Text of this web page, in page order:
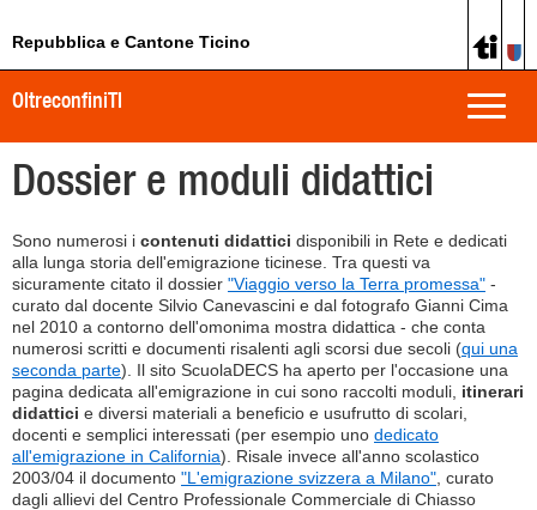
Repubblica e Cantone Ticino
Toggle
OltreconfiniTI
Dossier e moduli didattici
Sono numerosi i contenuti didattici disponibili in Rete e dedicati
alla lunga storia dell'emigrazione ticinese. Tra questi va
sicuramente citato il dossier "Viaggio verso la Terra promessa" -
curato dal docente Silvio Canevascini e dal fotografo Gianni Cima
nel 2010 a contorno dell'omonima mostra didattica - che conta
numerosi scritti e documenti risalenti agli scorsi due secoli (qui una
seconda parte). Il sito ScuolaDECS ha aperto per l'occasione una
pagina dedicata all'emigrazione in cui sono raccolti moduli, itinerari
didattici e diversi materiali a beneficio e usufrutto di scolari,
docenti e semplici interessati (per esempio uno dedicato
all'emigrazione in California). Risale invece all'anno scolastico
2003/04 il documento "L'emigrazione svizzera a Milano" , curato
dagli allievi del Centro Professionale Commerciale di Chiasso